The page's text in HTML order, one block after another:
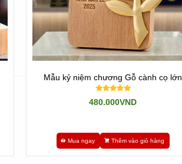
Mẫu kỷ niệm chương Gỗ cành cọ lớn
480.000VND
Mua ngay Thêm vào giỏ hàng